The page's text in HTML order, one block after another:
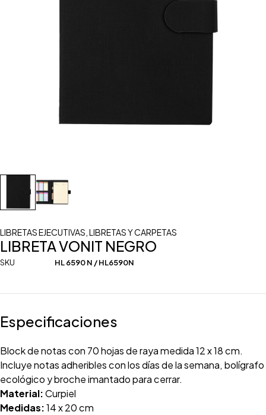
LIBRETAS EJECUTIVAS LIBRETAS Y CARPETAS
LIBRETA VONIT NEGRO
SKU HL 6590 N / HL6590N
Especificaciones
Block de notas con 70 hojas de raya medida 12 x 18 cm.
Incluye notas adheribles con los días de la semana, bolígrafo
ecológico y broche imantado para cerrar.
Material:Curpiel
Medidas:14 x 20 cm